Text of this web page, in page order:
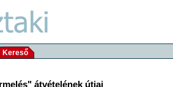
Kereső
átvételének útjai